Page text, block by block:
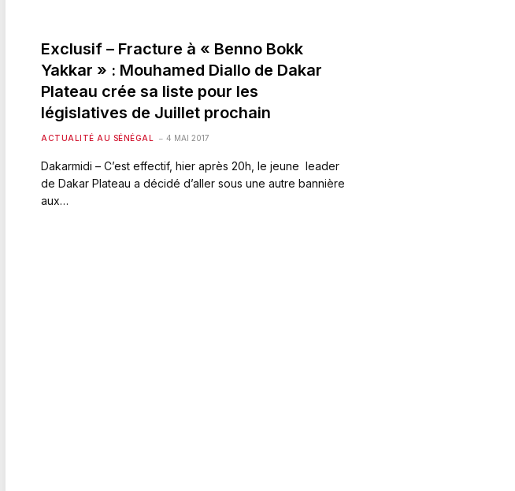
Exclusif – Fracture à « Benno Bokk
Yakkar » : Mouhamed Diallo de Dakar
Plateau crée sa liste pour les
législatives de Juillet prochain
ACTUALITÉ AU SÉNÉGAL 4 MAI 2017
Dakarmidi – C’est effectif, hier après 20h, le jeune leader
de Dakar Plateau a décidé d’aller sous une autre bannière
aux…